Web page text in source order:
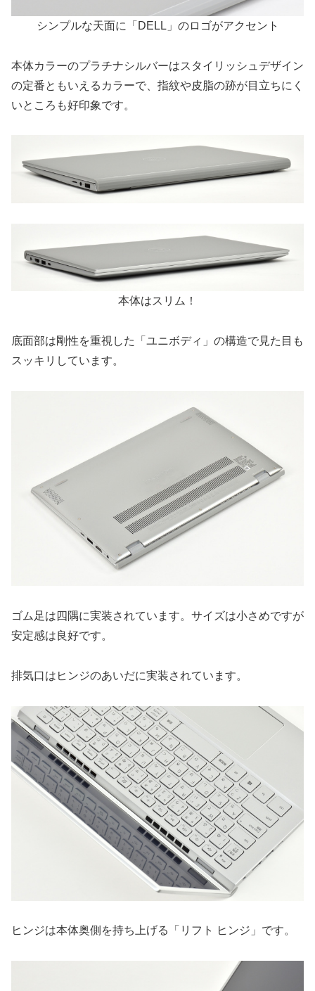
シンプルな天面に「DELL」のロゴがアクセント
本体カラーのプラチナシルバーはスタイリッシュデザイン
の定番ともいえるカラーで、指紋や皮脂の跡が目立ちにく
いところも好印象です。
本体はスリム！
底面部は剛性を重視した「ユニボディ」の構造で見た目も
スッキリしています。
ゴム足は四隅に実装されています。サイズは小さめですが
安定感は良好です。
排気口はヒンジのあいだに実装されています。
ヒンジは本体奥側を持ち上げる「リフト ヒンジ」です。